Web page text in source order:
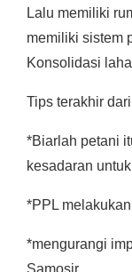
Lalu memiliki
memiliki sistem
Konsolidasi
Tips terakhir
*Biarlah petani
kesadaran
*PPL
*mengurangi
Samosir